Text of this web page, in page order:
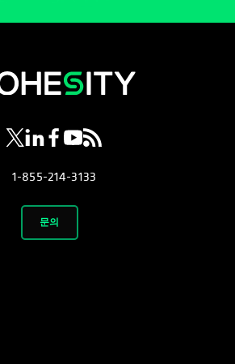
opens in a new tab
opens in a new tab
opens in a new tab
opens in a new tab
opens in a new tab
1-855-214-3133
문의